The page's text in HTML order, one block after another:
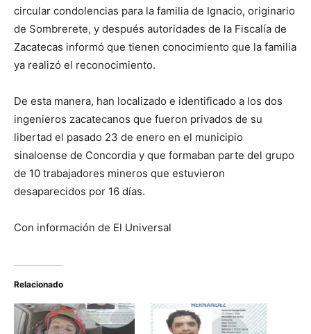
circular condolencias para la familia de Ignacio, originario
de Sombrerete, y después autoridades de la Fiscalía de
Zacatecas informó que tienen conocimiento que la familia
ya realizó el reconocimiento.
De esta manera, han localizado e identificado a los dos
ingenieros zacatecanos que fueron privados de su
libertad el pasado 23 de enero en el municipio
sinaloense de Concordia y que formaban parte del grupo
de 10 trabajadores mineros que estuvieron
desaparecidos por 16 días.
Con información de El Universal
Relacionado